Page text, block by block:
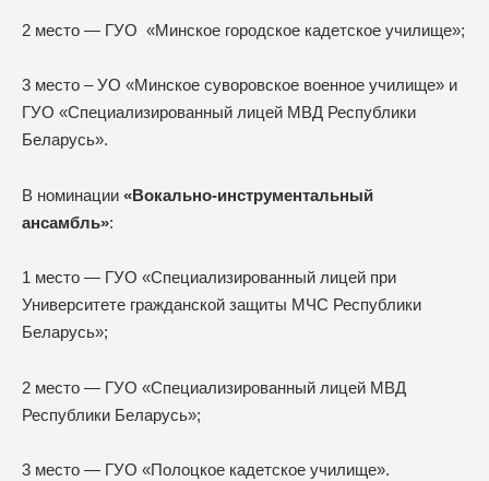
2 место — ГУО «Минское городское кадетское училище»;
3 место – УО «Минское суворовское военное училище» и
ГУО «Специализированный лицей МВД Республики
Беларусь».
В номинации «Вокально-инструментальный
ансамбль»:
1 место — ГУО «Специализированный лицей при
Университете гражданской защиты МЧС Республики
Беларусь»;
2 место — ГУО «Специализированный лицей МВД
Республики Беларусь»;
3 место — ГУО «Полоцкое кадетское училище».